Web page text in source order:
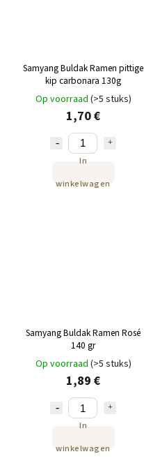
Samyang Buldak Ramen pittige
kip carbonara 130g
Op voorraad (>5 stuks)
1,70 €
In
winkelwagen
Samyang Buldak Ramen Rosé
140 gr
Op voorraad (>5 stuks)
1,89 €
In
winkelwagen